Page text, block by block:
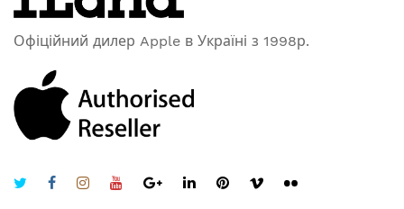
Офіційний дилер Apple в Україні з 1998р.